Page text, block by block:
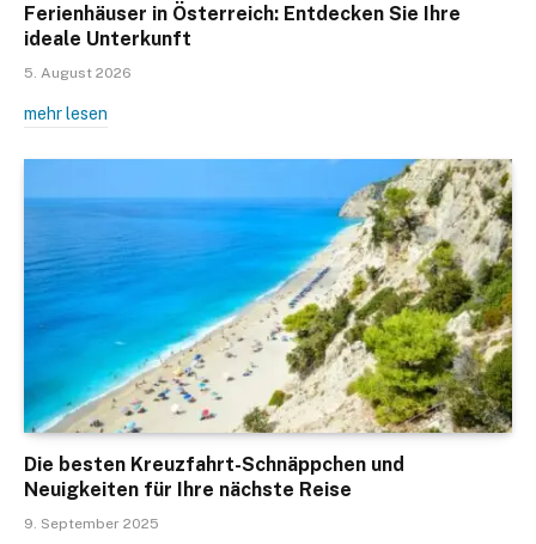
Ferienhäuser in Österreich: Entdecken Sie Ihre
ideale Unterkunft
5. August 2026
mehr lesen
Die besten Kreuzfahrt-Schnäppchen und
Neuigkeiten für Ihre nächste Reise
9. September 2025